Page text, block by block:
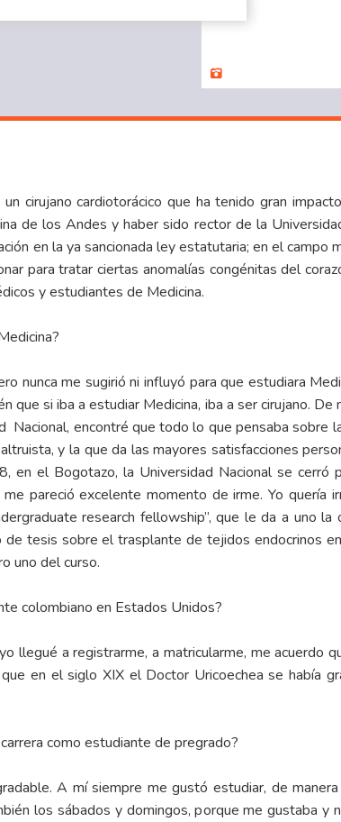
cirujano cardiotorácico que ha tenido gran
de los Andes y haber sido rector de la
en la ya sancionada ley estatutaria; en el
para tratar ciertas anomalías congénitas del
y estudiantes de Medicina.
nunca me sugirió ni influyó para que estudiara
que si iba a estudiar Medicina, iba a ser cirujano.
Nacional, encontré que todo lo que pensaba sobre
y la que da las mayores satisfacciones
en el Bogotazo, la Universidad Nacional se
pareció excelente momento de irme. Yo quería
research fellowship”, que le da a uno
tesis sobre el trasplante de tejidos endocrinos
uno del curso.
colombiano en Estados Unidos?
llegué a registrarme, a matricularme, me
en el siglo XIX el Doctor Uricoechea se había
como estudiante de pregrado?
A mí siempre me gustó estudiar, de
los sábados y domingos, porque me gustaba y